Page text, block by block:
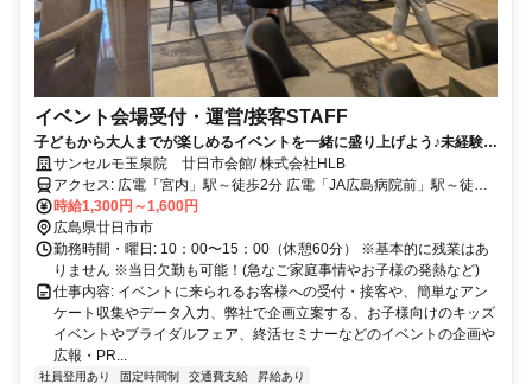
イベント会場受付・運営/接客STAFF
子どもから大人までが楽しめるイベントを一緒に盛り上げよう♪未経験
者・仕事ブランクのある方も大歓迎／オープニング20名の大募集／週3
日～勤務可能！／ご家庭の事情での当日欠勤も◎【オープニングスタッ
フ10名募集♪】
サンセルモ玉泉院 廿日市会館/ 株式会社HLB
アクセス: 広電「宮内」駅～徒歩2分 広電「JA広島病院前」駅～徒歩5
分 JR山陽本線「宮内串戸」駅～徒歩6分 ◆それぞれ広島駅～電車や
車・バイクで通勤20分圏内になりますので、 少し遠方の方でも通勤
しやすいです！
時給1,300円～1,600円
広島県廿日市市
勤務時間・曜日: 10：00〜15：00（休憩60分） ※基本的に残業はあ
りません ※当日欠勤も可能！(急なご家庭事情やお子様の発熱など)
仕事内容: イベントに来られるお客様への受付・接客や、簡単なアン
ケート収集やデータ入力、弊社で企画立案する、お子様向けのキッズ
イベントやブライダルフェア、終活セミナーなどのイベントの企画や
広報・PR...
社員登用あり 固定時間制 交通費支給 昇給あり